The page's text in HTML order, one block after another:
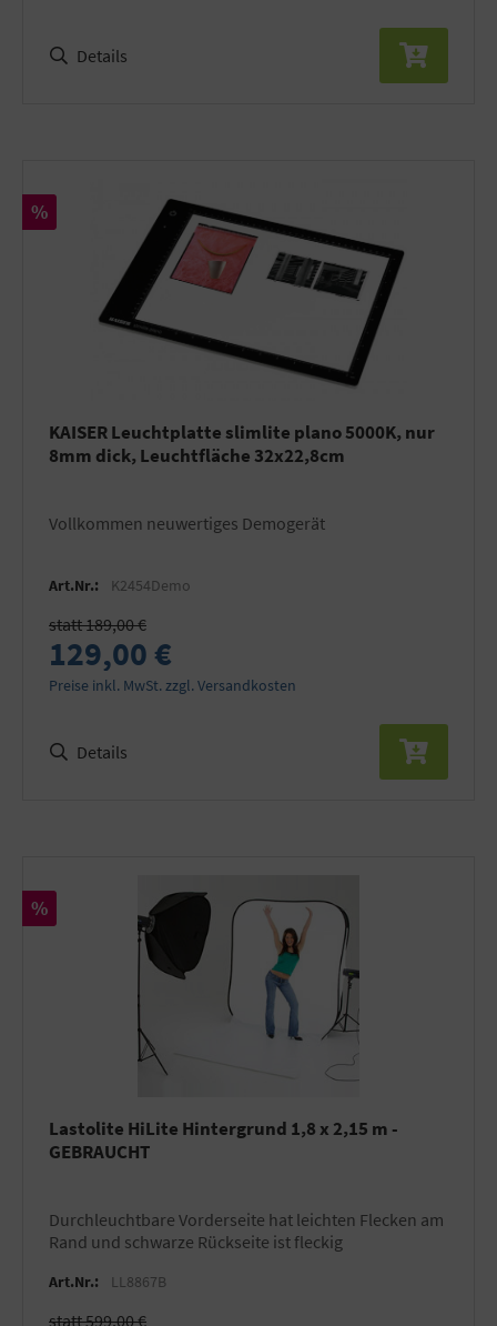
Details
Rabatt
%
KAISER Leuchtplatte slimlite plano 5000K, nur
8mm dick, Leuchtfläche 32x22,8cm
Vollkommen neuwertiges Demogerät
Art.Nr.: K2454Demo
statt 189,00 €
129,00 €
Preise inkl. MwSt. zzgl. Versandkosten
Details
Rabatt
%
Lastolite HiLite Hintergrund 1,8 x 2,15 m -
GEBRAUCHT
durchleuchtbare Vorderseite hat leichten Flecken am
Rand und schwarze Rückseite ist fleckig
Art.Nr.: LL8867B
statt 599,00 €